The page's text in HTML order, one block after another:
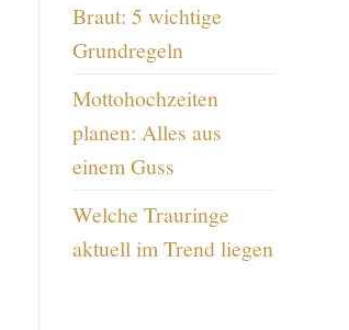
Braut: 5 wichtige
Grundregeln
Mottohochzeiten
planen: Alles aus
einem Guss
Welche Trauringe
aktuell im Trend liegen